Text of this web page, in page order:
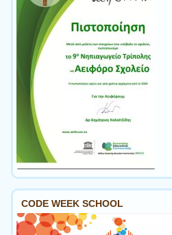
CODE WEEK SCHOOL